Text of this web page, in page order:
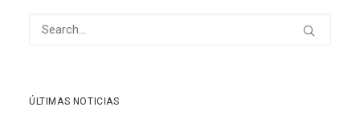
ÚLTIMAS NOTICIAS